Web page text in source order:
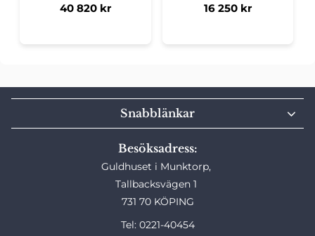
40 820kr 16 250kr
Besöksadress:
Guldhuset i Munktorp,
Tallbacksvägen 1
731 70 KÖPING
Tel: 0221-40454
Snabblänkar